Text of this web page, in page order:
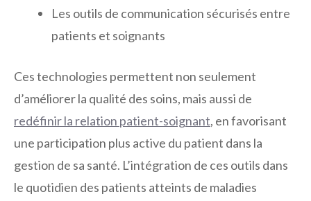
Les outils de communication sécurisés entre
patients et soignants
Ces technologies permettent non seulement
d’améliorer la qualité des soins, mais aussi de
redéfinir la relation patient-soignant, en favorisant
une participation plus active du patient dans la
gestion de sa santé. L’intégration de ces outils dans
le quotidien des patients atteints de maladies